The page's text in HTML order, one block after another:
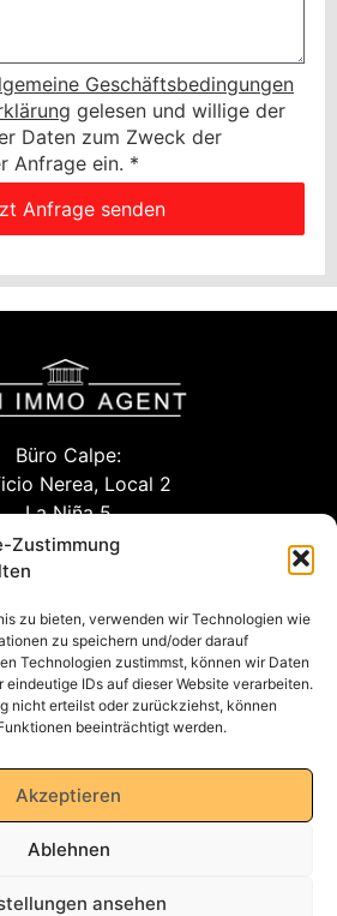
Zustimmung
zu bieten, verwenden wir Technologien wie
zu speichern und/oder darauf
Technologien zustimmst, können wir Daten
IDs auf dieser Website verarbeiten.
nicht erteilst oder zurückziehst, können
beeinträchtigt werden.
Akzeptieren
Ablehnen
ansehen
Geschäftsbedingungen
gelesen und willige der
Daten zum Zweck der
Anfrage ein. *
Anfrage senden
Büro Calpe:
Nerea, Local 2
La Niña 5
Calpe (Alicante)
agent.com
kontakt
Impressum
AGB